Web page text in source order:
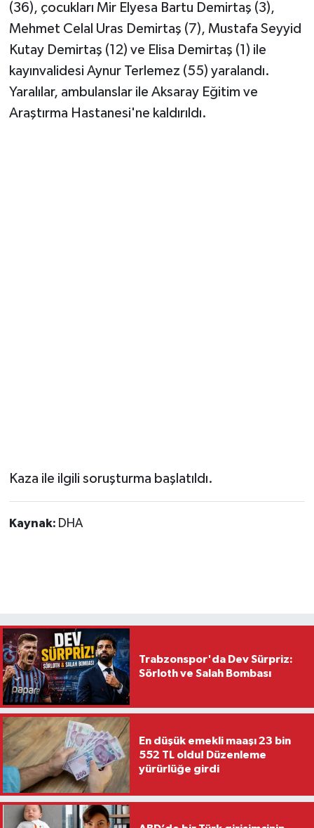
(36), çocukları Mir Elyesa Bartu Demirtaş (3),
Mehmet Celal Uras Demirtaş (7), Mustafa Seyyid
Kutay Demirtaş (12) ve Elisa Demirtaş (1) ile
kayınvalidesi Aynur Terlemez (55) yaralandı.
Yaralılar, ambulanslar ile Aksaray Eğitim ve
Araştırma Hastanesi'ne kaldırıldı.
Kaza ile ilgili soruşturma başlatıldı.
Kaynak: DHA
Trabzonspor'da Dev Sürpriz:
Sörloth ve Salah Bombası
En düşük emekli maaşı 23 bin
552 TL oldu! Düzenleme
yürürlüğe girdi